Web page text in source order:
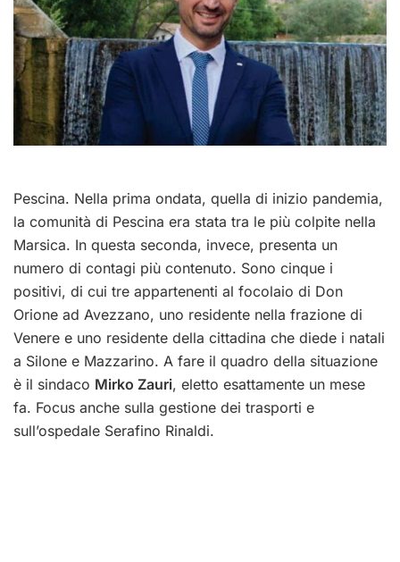
Pescina. Nella prima ondata, quella di inizio pandemia,
la comunità di Pescina era stata tra le più colpite nella
Marsica. In questa seconda, invece, presenta un
numero di contagi più contenuto. Sono cinque i
positivi, di cui tre appartenenti al focolaio di Don
Orione ad Avezzano, uno residente nella frazione di
Venere e uno residente della cittadina che diede i natali
a Silone e Mazzarino. A fare il quadro della situazione
è il sindaco Mirko Zauri, eletto esattamente un mese
fa. Focus anche sulla gestione dei trasporti e
sull’ospedale Serafino Rinaldi.